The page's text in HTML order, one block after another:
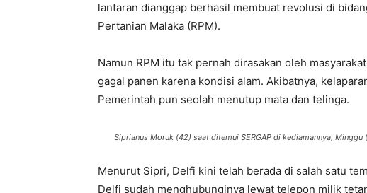
lantaran dianggap berhasil membuat revolusi di
Pertanian Malaka (RPM).
Namun RPM itu tak pernah dirasakan oleh
gagal panen karena kondisi alam. Akibatnya,
Pemerintah pun seolah menutup mata dan telinga.
Siprianus Moruk (42) saat ditemui SERGAP di kediamannya, Minggu
Menurut Sipri, Delfi kini telah berada di salah satu
Delfi sudah menghubunginya lewat telepon milik